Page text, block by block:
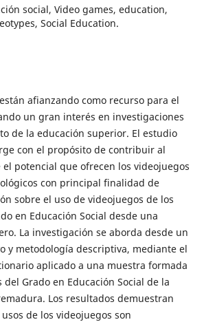
social, Video games, education,
Social Education.
afianzando como recurso para el
un gran interés en investigaciones
de la educación superior. El estudio
con el propósito de contribuir al
potencial que ofrecen los videojuegos
con principal finalidad de
sobre el uso de videojuegos de los
en Educación Social desde una
La investigación se aborda desde un
y metodología descriptiva, mediante el
aplicado a una muestra formada
Grado en Educación Social de la
Los resultados demuestran
de los videojuegos son